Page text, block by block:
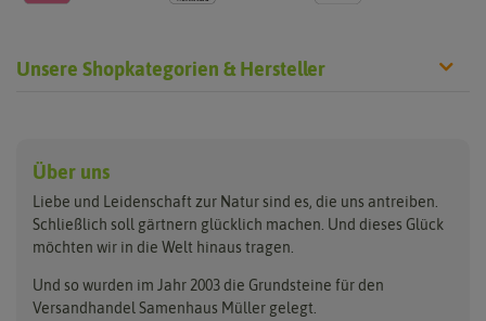
Unsere Shopkategorien & Hersteller
Anzuchtschalen
Beleuchtung
Folien, Vliese und Netze
Gartengeräte
Keimsprossen
Saatgut für Werbezwecke
Samen-Sets
Gemüsesamen
Benary
Buzzy Seeds
Clever Pots
Dürr-Samen
FLORTUS
Greenline
Grüne Oase
Über uns
Liebe und Leidenschaft zur Natur sind es, die uns antreiben.
Schließlich soll gärtnern glücklich machen. Und dieses Glück
möchten wir in die Welt hinaus tragen.
Und so wurden im Jahr 2003 die Grundsteine für den
Versandhandel Samenhaus Müller gelegt.